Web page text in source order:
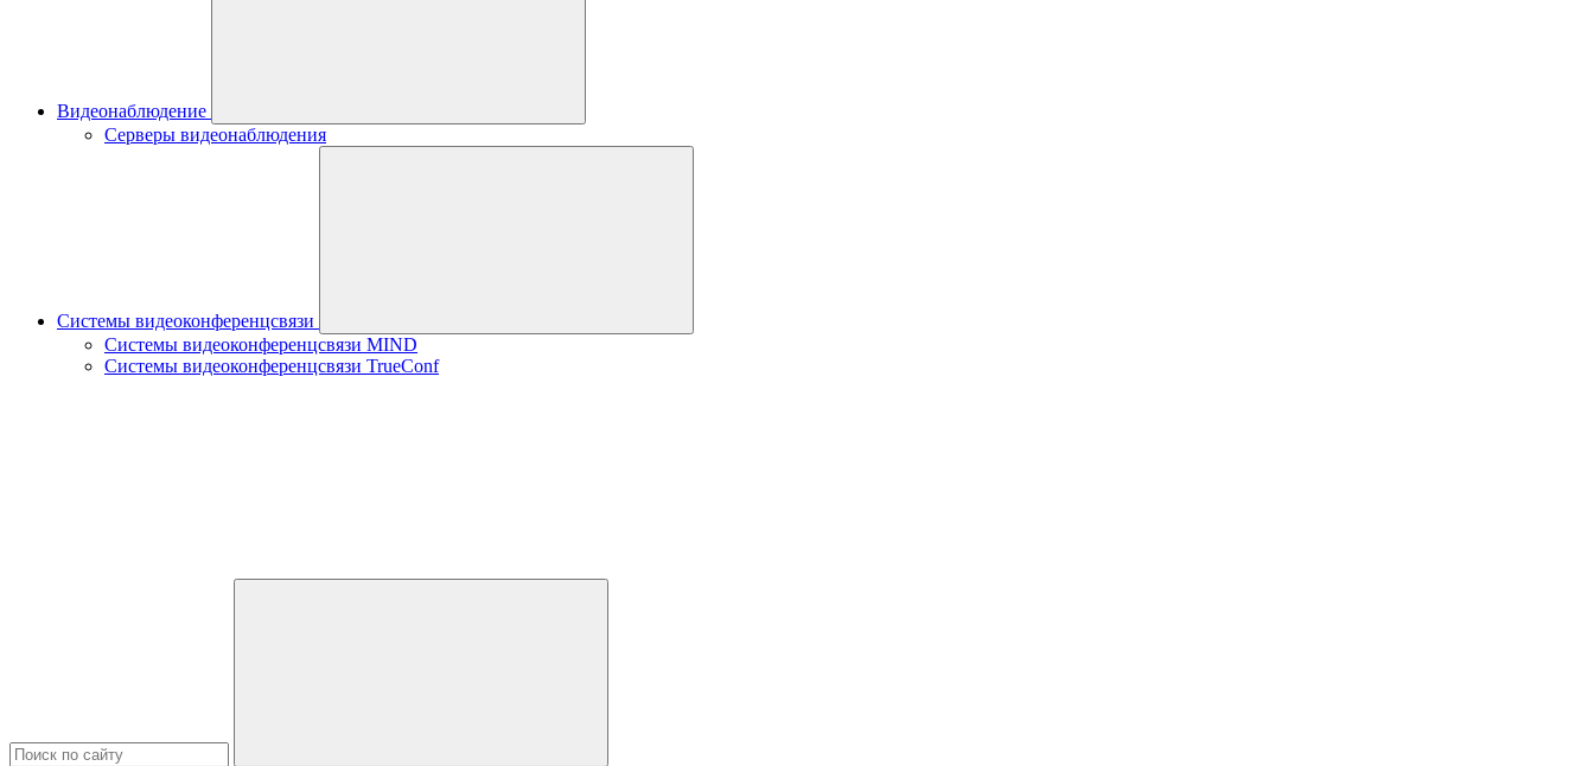
Видеонаблюдение
Серверы видеонаблюдения
Системы видеоконференцсвязи
Системы видеоконференцсвязи MIND
Системы видеоконференцсвязи TrueConf